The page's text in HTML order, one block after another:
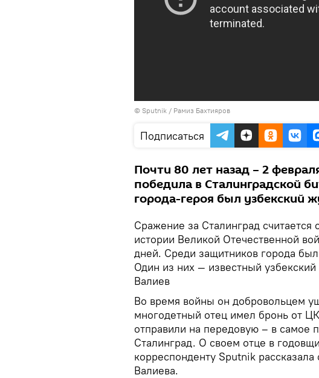
© Sputnik / Рамиз Бахтияров
Подписаться
Почти 80 лет назад – 2
победила в Сталинградской
города-героя был узбекский
Сражение за Сталинград
истории Великой Отечественной
дней. Среди защитников города
Один из них — известный
Валиев
Во время войны он добровольцем
многодетный отец имел бронь от
отправили на передовую – в самое
Сталинград. О своем отце в
корреспонденту Sputnik
Валиева.